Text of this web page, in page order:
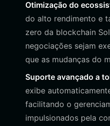
Otimização do
do alto rendimento e
zero da blockchain
negociações sejam
que as mudanças do
Suporte avançado a
exibe
facilitando o
impulsionados pela